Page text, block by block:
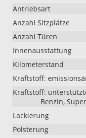
Antriebsart
Anzahl Sitzplätze
Anzahl Türen
Innenausstattung
Kilometerstand
Kraftstoff:
Kraftstoff:
Benzin,
Lackierung
Polsterung